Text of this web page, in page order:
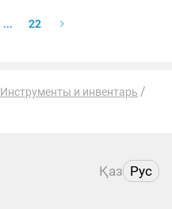
... 22
Инструменты и инвентарь
Қаз Рус